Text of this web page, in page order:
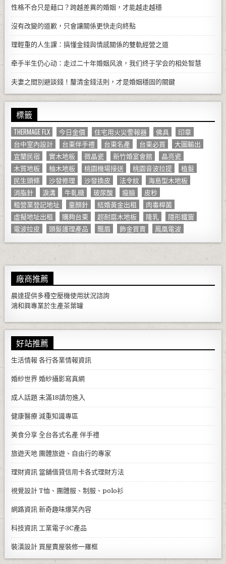
性格不合只是藉口？跨越差異的婚姻，才能越走越穩
沒有改變的道歉，只會讓關係更快走向終點
理輕重的人生課：搞懂金錢與情感關係的雙軌經營之道
牵手半生仍心动：走过二十年婚姻风浪，我们终于学会的相处智慧
夫妻之間別避談錢！釐清金錢法則，才是婚姻穩固的關鍵
標籤
THERMAGE FLX 今日金價 住宅用火災警報器 佛具
印章
台中室內設計
台東伴手禮 台東名產 台東必買
大圖輸出
宜蘭民宿
實木地板 微晶瓷 新竹婚宴會館
晶亮瓷
木質地板
柚木地板 桃園機場接送 桃園音波拉提
植髮
民生頭條
沙發修理 沙發換皮 法令紋
海島型木地板
消脂針
淚溝 牛軋糖 玻尿酸 瘦臉
皮秒
租營業登記地址
童顏針 結婚黃金出租
肉毒桿菌
虛擬地址出租
購夠台東 超耐磨木地板 隆乳
隱形鐵窗
電波拉皮
頭髮護理產品 飄眉 飾金買賣 鳳凰電波
廠商推薦
晨達提供多種空壓機使用狀況諮詢
鴻和興專業於生產茶葉罐
好站推薦
生活情報 各行各業情報資訊
婚紗世界 婚紗攝影寫真網
成人話題 未滿18請勿進入
健康醫療 減重知識專區
美食分享 全台各式名產 伴手禮
旅遊天地 團體旅遊、自由行的專家
理財資訊 當舖借貸信用卡各式理財方法
視覺設計 T恤、團體服、制服、polo衫
網路資訊 新奇趣味爆笑內容
科技資訊 工業電子3C產品
裝潢設計 買屋賣屋裝修一羅框